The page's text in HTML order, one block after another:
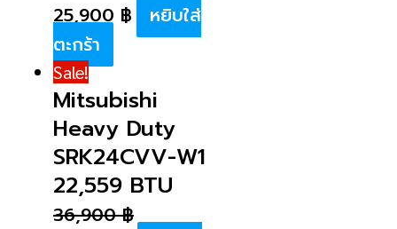
25,900 ฿
หยิบใส่
ตะกร้า
Sale!
Mitsubishi
Heavy Duty
SRK24CVV-W1
22,559 BTU
36,900฿